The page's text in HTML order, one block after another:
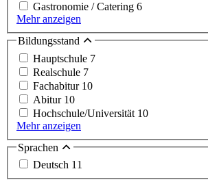
Gastronomie / Catering 6
Mehr anzeigen
Bildungsstand
Hauptschule 7
Realschule 7
Fachabitur 10
Abitur 10
Hochschule/Universität 10
Mehr anzeigen
Sprachen
Deutsch 11